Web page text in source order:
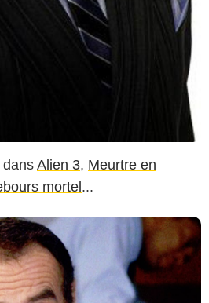
dans Alien 3, Meurtre en
mortel...